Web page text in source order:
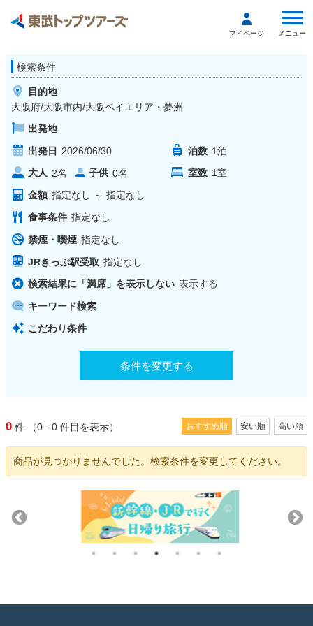
マイページ メニュー
検索条件
目的地
大阪府/大阪市内/大阪ベイエリア・夢洲
出発地
出発日 2026/06/30 泊数 1泊
大人 2名 子供 0名 室数 1室
金額 指定なし ～ 指定なし
食事条件 指定なし
禁煙・喫煙 指定なし
JRきっぷ駅受取 指定なし
検索結果に「満席」を表示しない 表示する
キーワード検索
こだわり条件
条件を変更する
0 件 （0 - 0 件目を表示） おすすめ順 安い順 高い順
商品が見つかりませんでした。検索条件を変更してください。